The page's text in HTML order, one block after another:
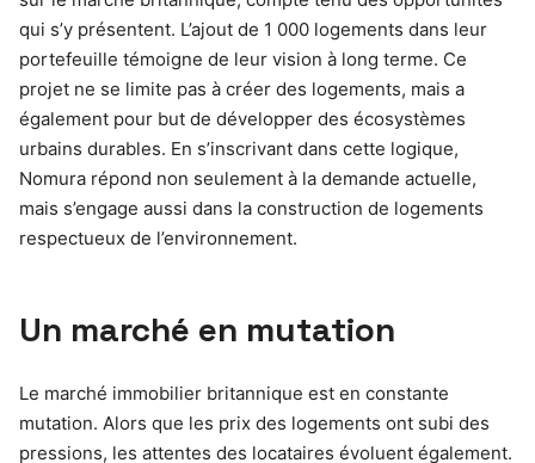
qui s’y présentent. L’ajout de 1 000 logements dans leur
portefeuille témoigne de leur vision à long terme. Ce
projet ne se limite pas à créer des logements, mais a
également pour but de développer des écosystèmes
urbains durables. En s’inscrivant dans cette logique,
Nomura répond non seulement à la demande actuelle,
mais s’engage aussi dans la construction de logements
respectueux de l’environnement.
Un marché en mutation
Le marché immobilier britannique est en constante
mutation. Alors que les prix des logements ont subi des
pressions, les attentes des locataires évoluent également.